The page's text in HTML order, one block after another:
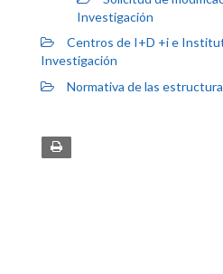
Investigación
Centros de I+D +i e
Investigación
Normativa de las